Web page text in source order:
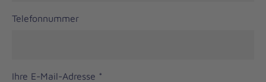
Telefonnummer
Ihre E-Mail-Adresse *